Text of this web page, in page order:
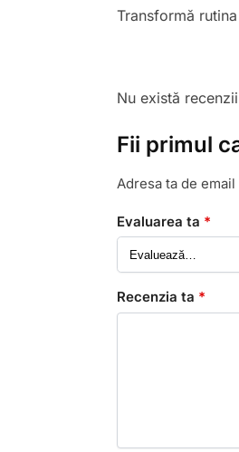
Transformă
Nu există
Fii primul
Adresa ta de
Evaluarea ta *
Recenzia ta *